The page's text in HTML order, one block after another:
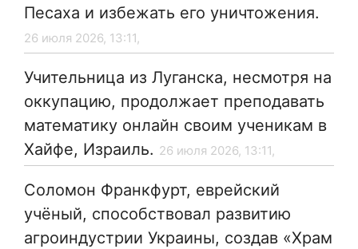
Песаха и избежать его уничтожения.
26 июля 2026, 13:11,
Учительница из Луганска, несмотря на
оккупацию, продолжает преподавать
математику онлайн своим ученикам в
Хайфе, Израиль. 26 июля 2026, 13:11,
Соломон Франкфурт, еврейский
учёный, способствовал развитию
агроиндустрии Украины, создав «Храм